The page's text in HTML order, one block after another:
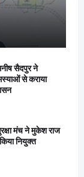
सैदपुर ने
से कराया
मंच ने मुकेश राज
नियुक्त